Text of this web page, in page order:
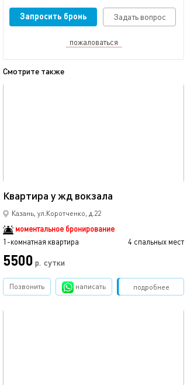
Запросить бронь Задать вопрос
пожаловаться
Смотрите также
Квартира у жд вокзала
Казань, ул.Коротченко, д.22
моментальное бронирование
1-комнатная квартира
4 спальных мест
5500 р. сутки
подробнее
Позвонить написать Забронировать